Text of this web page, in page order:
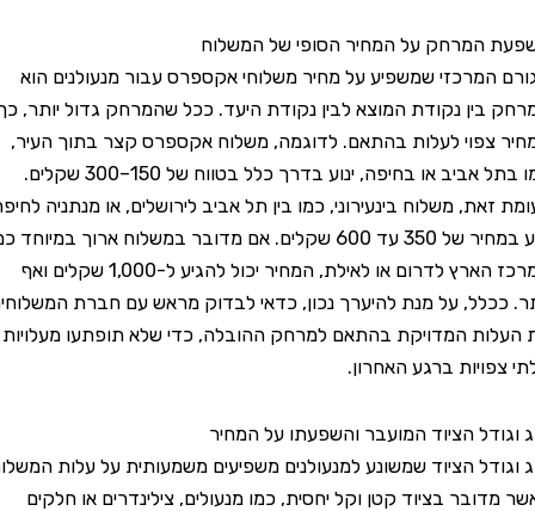
על המחיר הסופי של המשלוח
שמשפיע על מחיר משלוחי אקספרס עבור מנעולנים הוא
נקודת המוצא לבין נקודת היעד. ככל שהמרחק גדול יותר, כך
לעלות בהתאם. לדוגמה, משלוח אקספרס קצר בתוך העיר,
כמו בתל אביב או בחיפה, ינוע בדרך כלל בטווח של 150–300 שקלים.
משלוח בינעירוני, כמו בין תל אביב לירושלים, או מנתניה לחיפה,
ינוע במחיר של 350 עד 600 שקלים. אם מדובר במשלוח ארוך במיוחד כמו
ממרכז הארץ לדרום או לאילת, המחיר יכול להגיע ל-1,000 שקלים ואף
על מנת להיערך נכון, כדאי לבדוק מראש עם חברת המשלוחים
המדויקת בהתאם למרחק ההובלה, כדי שלא תופתעו מעלויות
ברגע האחרון.
הציוד המועבר והשפעתו על המחיר
הציוד שמשונע למנעולנים משפיעים משמעותית על עלות המשלוח.
בציוד קטן וקל יחסית, כמו מנעולים, צילינדרים או חלקים